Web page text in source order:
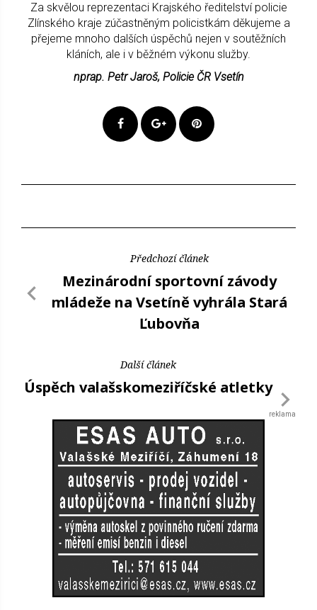
Za skvělou reprezentaci Krajského ředitelství policie
Zlínského kraje zúčastněným policistkám děkujeme a
přejeme mnoho dalších úspěchů nejen v soutěžních
kláních, ale i v běžném výkonu služby.
nprap. Petr Jaroš, Policie ČR Vsetín
Předchozí článek
Mezinárodní sportovní závody
mládeže na Vsetíně vyhrála Stará
Ľubovňa
Další článek
Úspěch valašskomeziříčské atletky